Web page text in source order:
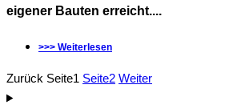
eigener Bauten erreicht....
>>> Weiterlesen
Zurück Seite1 Seite2 Weiter